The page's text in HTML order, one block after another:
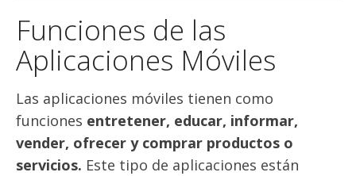
Funciones de las
Aplicaciones Móviles
Las aplicaciones móviles tienen como
funciones entretener, educar, informar,
vender, ofrecer y comprar productos o
servicios. Este tipo de aplicaciones están